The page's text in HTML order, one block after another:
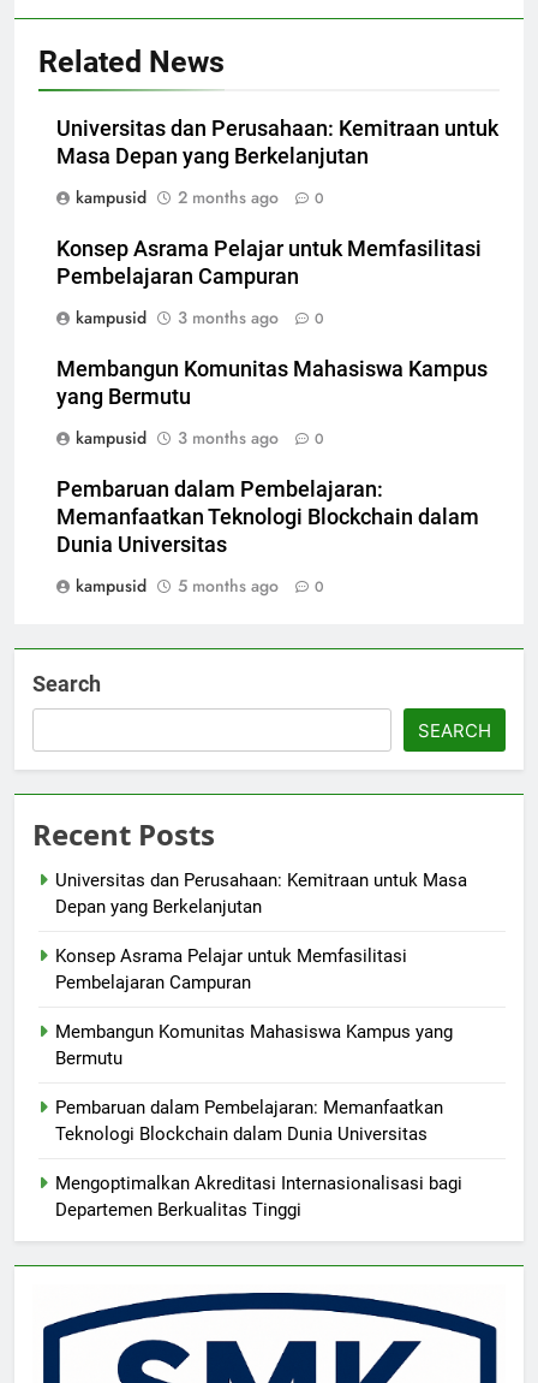
Related News
Universitas dan Perusahaan: Kemitraan untuk
Masa Depan yang Berkelanjutan
kampusid
2 months ago 0
Konsep Asrama Pelajar untuk Memfasilitasi
Pembelajaran Campuran
kampusid
3 months ago 0
Membangun Komunitas Mahasiswa Kampus
yang Bermutu
kampusid
3 months ago 0
Pembaruan dalam Pembelajaran:
Memanfaatkan Teknologi Blockchain dalam
Dunia Universitas
kampusid
5 months ago 0
Search
SEARCH
Recent Posts
Universitas dan Perusahaan: Kemitraan untuk Masa
Depan yang Berkelanjutan
Konsep Asrama Pelajar untuk Memfasilitasi
Pembelajaran Campuran
Membangun Komunitas Mahasiswa Kampus yang
Bermutu
Pembaruan dalam Pembelajaran: Memanfaatkan
Teknologi Blockchain dalam Dunia Universitas
Mengoptimalkan Akreditasi Internasionalisasi bagi
Departemen Berkualitas Tinggi